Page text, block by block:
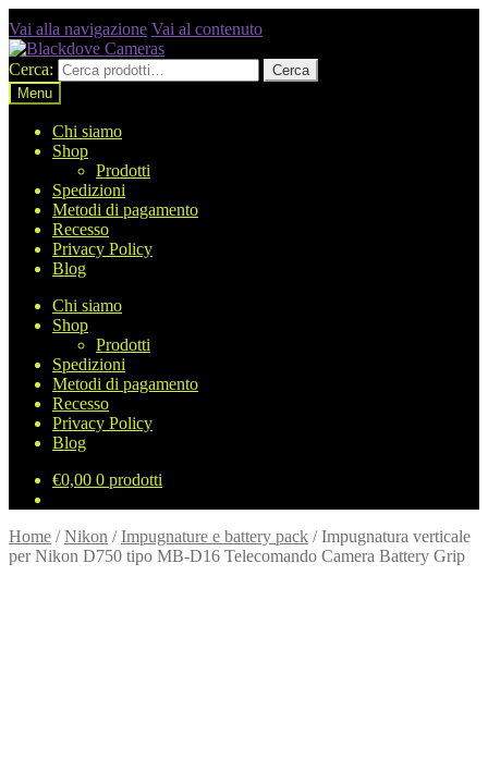
Vai alla navigazione Vai al contenuto
Cerca:
Cerca
Menu
Chi siamo
Shop
Prodotti
Spedizioni
Metodi di pagamento
Recesso
Privacy Policy
Blog
Chi siamo
Shop
Prodotti
Spedizioni
Metodi di pagamento
Recesso
Privacy Policy
Blog
€0,00 0 prodotti
Home /Nikon /Impugnature e battery pack /Impugnatura verticale
per Nikon D750 tipo MB-D16 Telecomando Camera Battery Grip